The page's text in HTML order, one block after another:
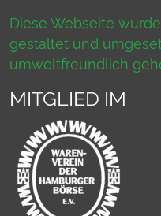
Diese Webseite
gestaltet und
umweltfreundlich
MITGLIED IM